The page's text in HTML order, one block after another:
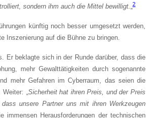
sondern ihm auch die Mittel bewilligt.
2
künftig noch besser umgesetzt werden,
Inszenierung auf die Bühne zu bringen.
Er beklagte sich in der Runde darüber, dass die
mehr Gewalttätigkeiten durch sogenannte
mehr Gefahren im Cyberraum, das seien die
Weiter: „ Sicherheit hat ihren Preis, und der Preis
unsere Partner uns mit ihren Werkzeugen
Herausforderungen der technischen